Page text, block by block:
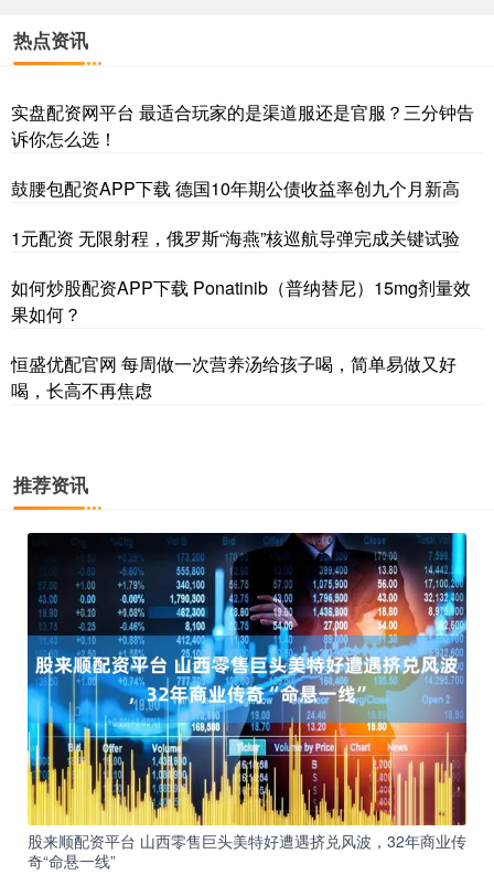
热点资讯
实盘配资网平台 最适合玩家的是渠道服还是官服？三分钟告
诉你怎么选！
鼓腰包配资APP下载 德国10年期公债收益率创九个月新高
1元配资 无限射程，俄罗斯“海燕”核巡航导弹完成关键试验
如何炒股配资APP下载 Ponatinib（普纳替尼）15mg剂量效
果如何？
恒盛优配官网 每周做一次营养汤给孩子喝，简单易做又好
喝，长高不再焦虑
推荐资讯
股来顺配资平台 山西零售巨头美特好遭遇挤兑风波，32年商业传
奇“命悬一线”